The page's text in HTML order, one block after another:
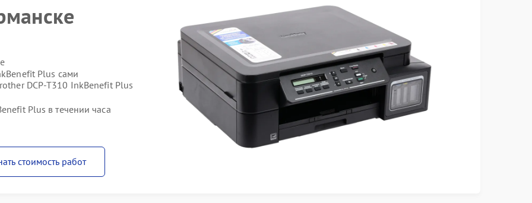
Plus сами
DCP-T310 InkBenefit Plus
Plus в течении часа
стоимость работ